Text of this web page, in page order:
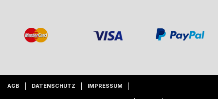
AGB DATENSCHUTZ IMPRESSUM